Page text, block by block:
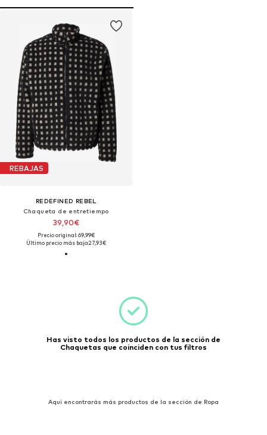
REBAJAS
REDEFINED REBEL
Chaqueta de entretiempo
39,90€
Precio original: 69,99€
Último precio más bajo:27,93€
Has visto todos los productos de la sección de
Chaquetas que coinciden con tus filtros
Aquí encontrarás más productos de la sección de Ropa